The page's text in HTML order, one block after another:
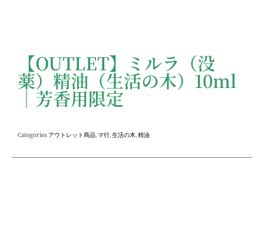
【OUTLET】ミルラ（没
薬）精油（生活の木）10ml
｜芳香用限定
Categories アウトレット商品,マ行,生活の木,精油